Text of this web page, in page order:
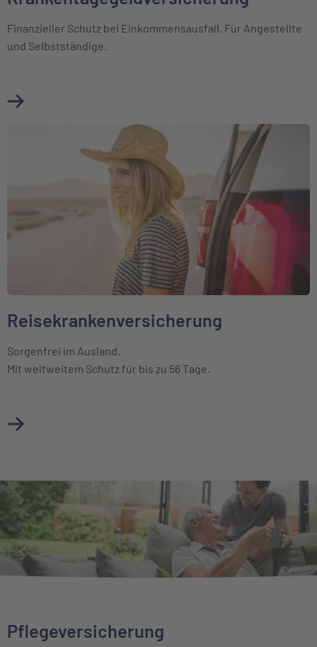
Finanzieller Schutz bei Einkommensausfall. Für Angestellte
und Selbstständige.
Mehr über Krankentagegeldversicherung erfahren
Weiter zu Reisekrankenversicherung
Reisekrankenversicherung
Sorgenfrei im Ausland.
Mit weltweitem Schutz für bis zu 56 Tage.
Mehr über Reisekrankenversicherung erfahren
Pflegeversicherung